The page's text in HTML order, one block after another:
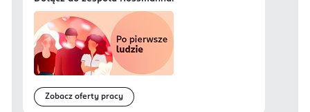
Zobacz oferty pracy